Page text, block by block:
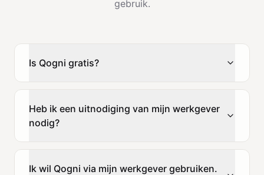
gebruik.
Is Qogni gratis?
Heb ik een uitnodiging van mijn werkgever
nodig?
Ik wil Qogni via mijn werkgever gebruiken.